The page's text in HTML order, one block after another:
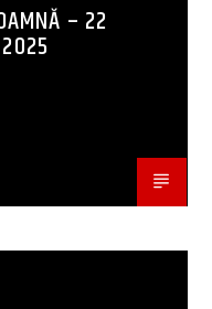
– 22